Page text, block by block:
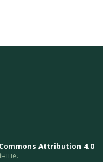
Attribution 4.0